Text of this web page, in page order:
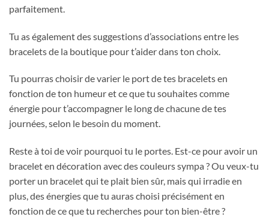
parfaitement.
Tu as également des suggestions d’associations entre les
bracelets de la boutique pour t’aider dans ton choix.
Tu pourras choisir de varier le port de tes bracelets en
fonction de ton humeur et ce que tu souhaites comme
énergie pour t’accompagner le long de chacune de tes
journées, selon le besoin du moment.
Reste à toi de voir pourquoi tu le portes. Est-ce pour avoir un
bracelet en décoration avec des couleurs sympa ? Ou veux-tu
porter un bracelet qui te plait bien sûr, mais qui irradie en
plus, des énergies que tu auras choisi précisément en
fonction de ce que tu recherches pour ton bien-être ?